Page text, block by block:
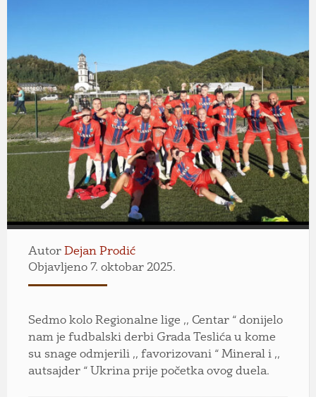
Autor Dejan Prodić
Objavljeno 7. oktobar 2025.
Sedmo kolo Regionalne lige ,, Centar “ donijelo
nam je fudbalski derbi Grada Teslića u kome
su snage odmjerili ,, favorizovani “ Mineral i ,,
autsajder “ Ukrina prije početka ovog duela.